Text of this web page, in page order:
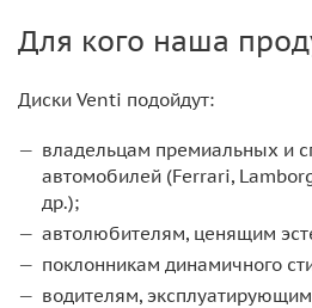
Для кого наша
Диски Venti подойдут:
владельцам премиальных и
автомобилей (Ferrari,
др.);
автолюбителям, ценящим
поклонникам динамичного
водителям,